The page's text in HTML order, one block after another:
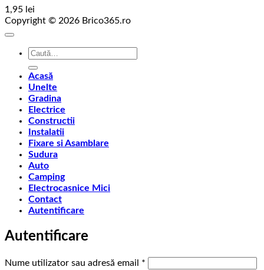
1,95 lei
Copyright © 2026 Brico365.ro
Caută
Acasă
Unelte
Gradina
Electrice
Constructii
Instalatii
Fixare si Asamblare
Sudura
Auto
Camping
Electrocasnice Mici
Contact
Autentificare
Autentificare
Nume utilizator sau adresă email *